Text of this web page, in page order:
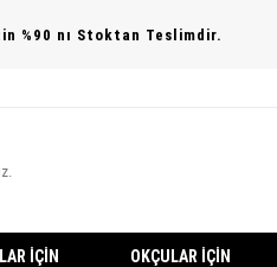
%90 nı Stoktan Teslimdir.
İÇIN OKÇULAR İÇIN